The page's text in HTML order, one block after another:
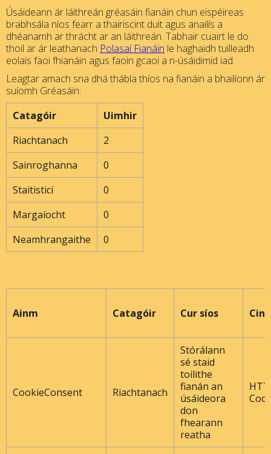
Úsáideann ár láithreán gréasáin fianáin chun eispéireas
brabhsála níos fearr a thairiscint duit agus anailís a
dhéanamh ar thrácht ar an láithreán. Tabhair cuairt le do
thoil ar ár leathanach Polasaí Fianáin le haghaidh tuilleadh
eolais faoi fhianáin agus faoin gcaoi a n-úsáidimid iad.
Leagtar amach sna dhá thábla thíos na fianáin a bhailíonn ár
suíomh Gréasáin:
Catagóir
Uimhir
Riachtanach
2
Sainroghanna
0
Staitisticí
0
Margaíocht
0
Neamhrangaithe
0
Ainm Catagóir Cur síos
CookieConsent Riachtanach
Stórálann
sé staid
toilithe
fianán an
úsáideora
don
fhearann ​​
reatha